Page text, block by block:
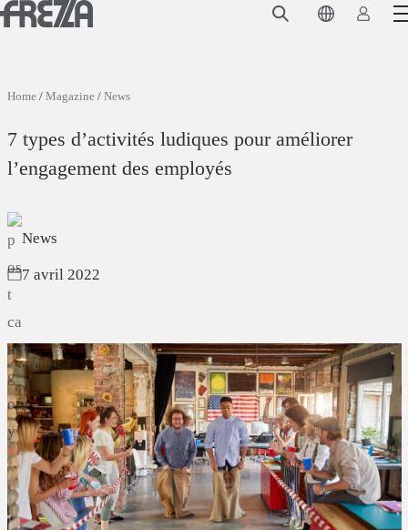
Skip to main content
Projets et inspirations
Magazine
Downloads
Home/ Magazine/ News
7 types d’activités ludiques pour améliorer
l’engagement des employés
News
7 avril 2022